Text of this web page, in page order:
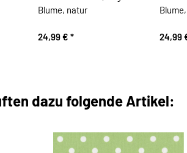
Blume, natur
24,99 € * 24,99
dazu folgende Artikel: